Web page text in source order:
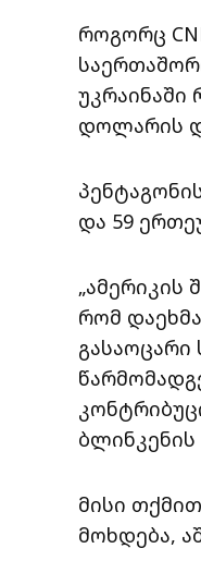
როგორც
უკრაინაში
დოლარის
და 59
რომ
ბლინკენის
მისი
მოხდება,